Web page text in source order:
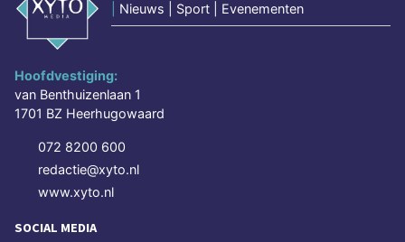
Nieuws | Sport | Evenementen
Hoofdvestiging:
van Benthuizenlaan 1
1701 BZ Heerhugowaard
072 8200 600
redactie@xyto.nl
www.xyto.nl
SOCIAL MEDIA